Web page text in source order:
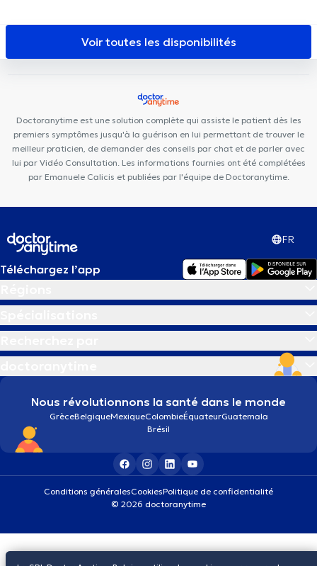
Orthodontie Philips Nivelles
Centre de Santé l'Olivier
Centre Medical Le Cèdre Bousval
Cabinet Medical du Docteur
Niv'DentalClinic
VOCLIdental TRAZEGNIES
Voir toutes les disponibilités
Doctoranytime est une solution complète qui assiste le patient dès les
premiers symptômes jusqu'à la guérison en lui permettant de trouver le
meilleur praticien, de demander des conseils par chat et de parler avec
lui par Vidéo Consultation. Les informations fournies ont été complétées
par Emanuele Calicis et publiées par l'équipe de Doctoranytime.
FR
Téléchargez l’app
Nous révolutionnons la santé dans le monde
GrèceBelgiqueMexiqueColombieÉquateurGuatemala
Brésil
Conditions généralesCookiesPolitique de confidentialité
© 2026 doctoranytime